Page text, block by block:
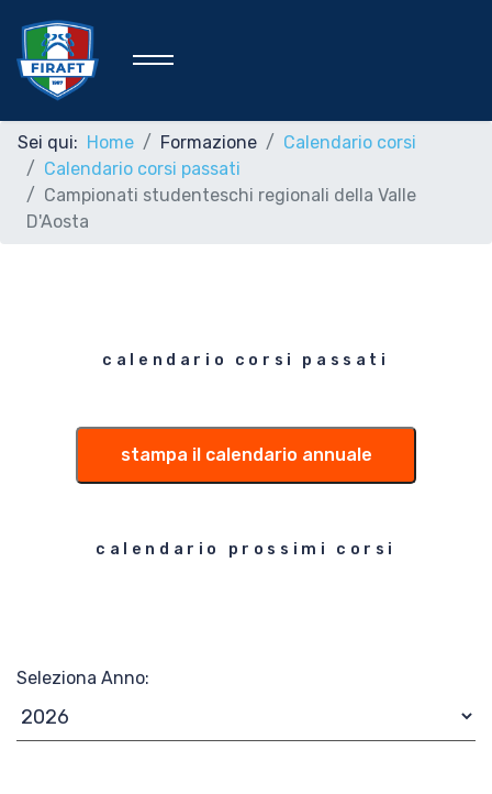
Home
Rafting Sportivo
Discipline Federali
Formazione
Documenti
Sei qui: Home Formazione
Calendario corsi
Calendario corsi passati
Campionati studenteschi regionali della Valle
D'Aosta
calendario corsi passati
stampa il calendario annuale
calendario prossimi corsi
Seleziona Anno: